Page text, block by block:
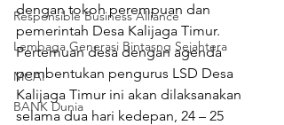
Responsible Business Alliance
Lembaga Generasi Bintasng Sejahtera
MCAI
BANK Dunia
dengan tokoh perempuan dan
pemerintah Desa Kalijaga Timur.
Pertemuan desa dengan agenda
pembentukan pengurus LSD Desa
Kalijaga Timur ini akan dilaksanakan
selama dua hari kedepan, 24 – 25